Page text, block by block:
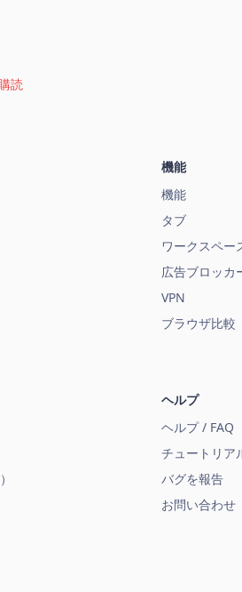
読
機能
機能
タブ
ワークスペー
広告ブロッカ
VPN
ブラウザ比較
ヘルプ
ヘルプ / FAQ
チュートリア
バグを報告
お問い合わせ